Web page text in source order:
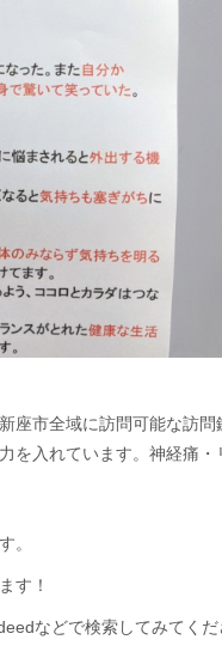
座市全域に訪問可能な訪
を入れています。神経痛・
。
す！
などで検索してみてくだ